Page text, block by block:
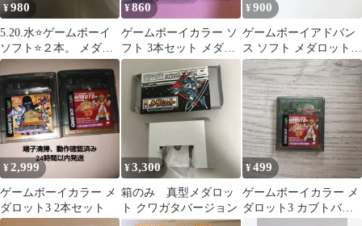
¥980
5.20.水⭐️ゲームボーイ
ソフト⭐️２本。 メダロ
ット・メダロット3
¥860
ゲームボーイカラー ソ
フト 3本セット メダロ
ット 遊戯王
¥900
ゲームボーイアドバン
ス ソフト メダロットG
クワガタ ソフトのみ 動
作確認済み
¥2,999
ゲームボーイカラー メ
ダロット3 2本セット
¥3,300
箱のみ 真型メダロッ
ト クワガタバージョン
¥499
ゲームボーイカラー メ
ダロット3 カブトバー